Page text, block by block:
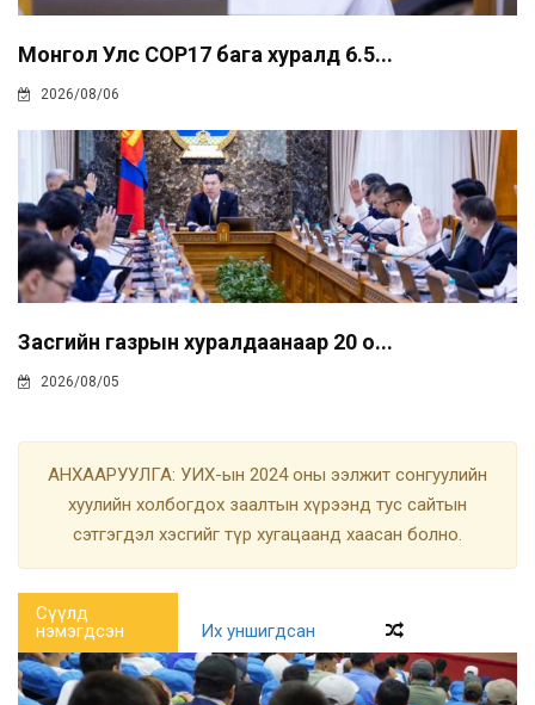
Монгол Улс COP17 бага хуралд 6.5...
2026/08/06
Засгийн газрын хуралдаанаар 20 о...
2026/08/05
АНХААРУУЛГА: УИХ-ын 2024 оны ээлжит сонгуулийн
хуулийн холбогдох заалтын хүрээнд тус сайтын
сэтгэгдэл хэсгийг түр хугацаанд хаасан болно.
Сүүлд
нэмэгдсэн
Их уншигдсан